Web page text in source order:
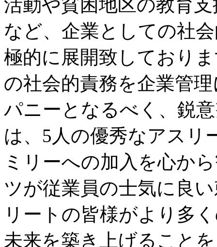
活動や貧困地区の教育
など、企業としての社
極的に展開致しており
の社会的責務を企業管
パニーとなるべく、鋭
は、5人の優秀なアスリ
ミリーへの加入を心か
ツが従業員の士気に良
リートの皆様がより多
未来を築き上げること